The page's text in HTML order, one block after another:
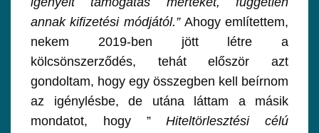
annak kifizetési módjától.”Ahogy említettem,
nekem 2019-ben jött létre a
kölcsönszerződés, tehát először azt
gondoltam, hogy egy összegben kell beírnom
az igénylésbe, de utána láttam a másik
mondatot, hogy ”Hiteltörlesztési célú